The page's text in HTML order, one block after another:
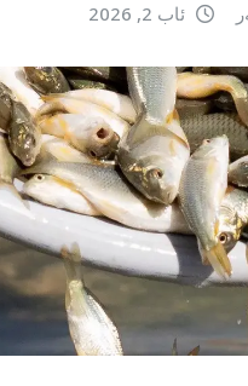
ئاب 2, 2026